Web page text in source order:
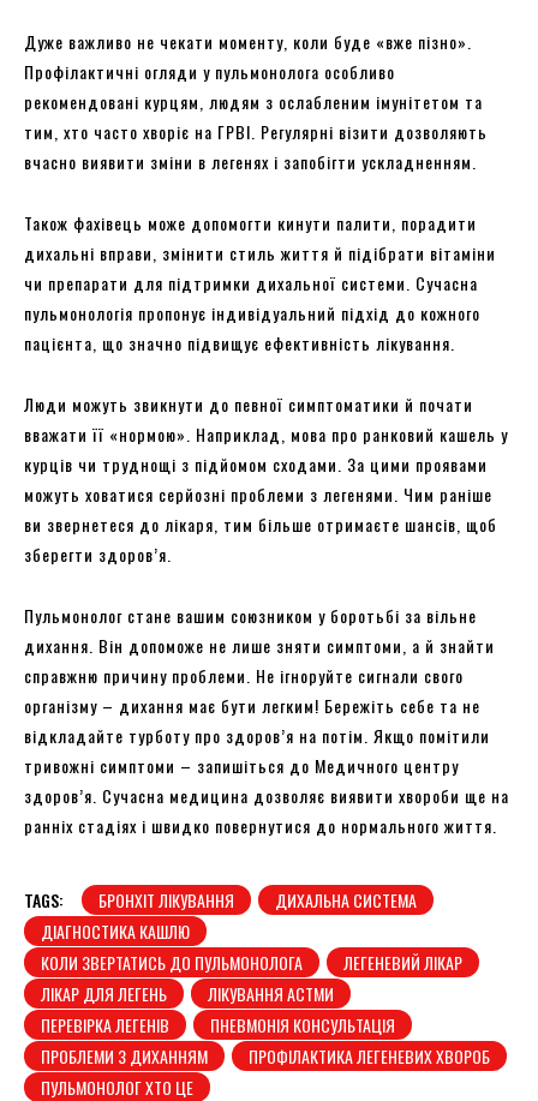
Дуже важливо не чекати моменту, коли буде «вже пізно».
Профілактичні огляди у пульмонолога особливо
рекомендовані курцям, людям з ослабленим імунітетом та
тим, хто часто хворіє на ГРВІ. Регулярні візити дозволяють
вчасно виявити зміни в легенях і запобігти ускладненням.
Також фахівець може допомогти кинути палити, порадити
дихальні вправи, змінити стиль життя й підібрати вітаміни
чи препарати для підтримки дихальної системи. Сучасна
пульмонологія пропонує індивідуальний підхід до кожного
пацієнта, що значно підвищує ефективність лікування.
Люди можуть звикнути до певної симптоматики й почати
вважати її «нормою». Наприклад, мова про ранковий кашель у
курців чи труднощі з підйомом сходами. За цими проявами
можуть ховатися серйозні проблеми з легенями. Чим раніше
ви звернетеся до лікаря, тим більше отримаєте шансів, щоб
зберегти здоров’я.
Пульмонолог стане вашим союзником у боротьбі за вільне
дихання. Він допоможе не лише зняти симптоми, а й знайти
справжню причину проблеми. Не ігноруйте сигнали свого
організму – дихання має бути легким! Бережіть себе та не
відкладайте турботу про здоров’я на потім. Якщо помітили
тривожні симптоми – запишіться до Медичного центру
здоров’я. Сучасна медицина дозволяє виявити хвороби ще на
ранніх стадіях і швидко повернутися до нормального життя.
TAGS: БРОНХІТ ЛІКУВАННЯ
ДИХАЛЬНА СИСТЕМА
ДІАГНОСТИКА КАШЛЮ
КОЛИ ЗВЕРТАТИСЬ ДО ПУЛЬМОНОЛОГА
ЛЕГЕНЕВИЙ ЛІКАР
ЛІКАР ДЛЯ ЛЕГЕНЬ
ЛІКУВАННЯ АСТМИ
ПЕРЕВІРКА ЛЕГЕНІВ
ПНЕВМОНІЯ КОНСУЛЬТАЦІЯ
ПРОБЛЕМИ З ДИХАННЯМ
ПРОФІЛАКТИКА ЛЕГЕНЕВИХ ХВОРОБ
ПУЛЬМОНОЛОГ ХТО ЦЕ